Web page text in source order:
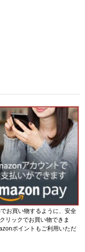
お買い物するように、安全
リックでお買い物できま
ポイントもご利用いただ